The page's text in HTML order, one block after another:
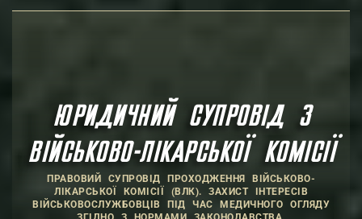
ЮРИДИЧНИЙ СУПРОВІД З
ВІЙСЬКОВО-ЛІКАРСЬКОЇ КОМІСІЇ
ПРАВОВИЙ СУПРОВІД ПРОХОДЖЕННЯ ВІЙСЬКОВО-
ЛІКАРСЬКОЇ КОМІСІЇ (ВЛК). ЗАХИСТ ІНТЕРЕСІВ
ВІЙСЬКОВОСЛУЖБОВЦІВ ПІД ЧАС МЕДИЧНОГО ОГЛЯДУ